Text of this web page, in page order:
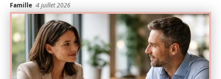
Famille 4 juillet 2026